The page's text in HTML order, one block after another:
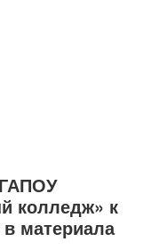
колледж» к
материала